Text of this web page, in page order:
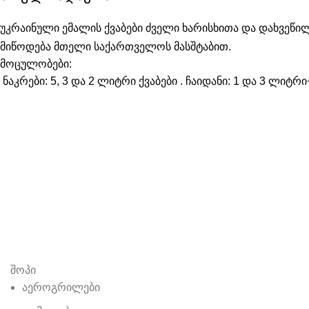
უკრაინული ემალის ქვაბები ძველი ხარისხითა და
მიწოდება მთელი საქართველოს მასშტაბით.
მოცულობები:
ნაკრები: 5, 3 და 2 ლიტრი ქვაბები . ჩაიდანი: 1 და 3
შოპი
აეროგრილები